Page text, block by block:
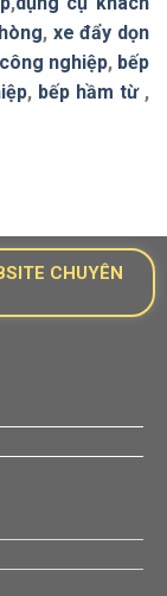
, xe đẩy dọn
nghiệp, bếp
, bếp hầm từ,
CHUYÊN